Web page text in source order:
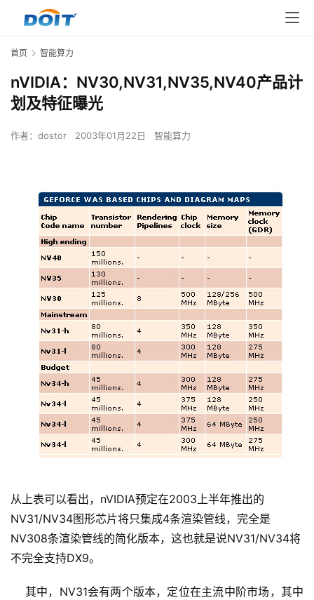
首页 智能算力
nVIDIA：NV30,NV31,NV35,NV40产品计
划及特征曝光
作者： dostor 2003年01月22日 智能算力
从上表可以看出，nVIDIA预定在2003上半年推出的
NV31/NV34图形芯片将只集成4条渲染管线，完全是
NV308条渲染管线的简化版本，这也就是说NV31/NV34将
不完全支持DX9。
其中，NV31会有两个版本，定位在主流中阶市场，其中